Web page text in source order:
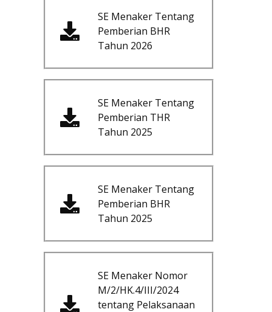
SE Menaker Tentang
Pemberian BHR
Tahun 2026
SE Menaker Tentang
Pemberian THR
Tahun 2025
SE Menaker Tentang
Pemberian BHR
Tahun 2025
SE Menaker Nomor
M/2/HK.4/III/2024
tentang Pelaksanaan